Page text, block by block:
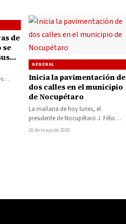
de
se
GENERAL
Inicia la pavimentación de
dos calles en el municipio
de Nocupétaro
La mañana de hoy lunes, el
presidente de Nocupétaro J. Félix
González Gómez, dio el banderazo
18 de mayo de 2020